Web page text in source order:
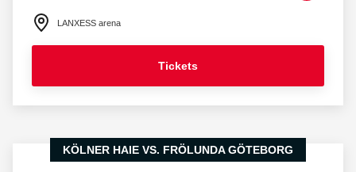
LANXESS arena
Tickets
KÖLNER HAIE VS. FRÖLUNDA GÖTEBORG